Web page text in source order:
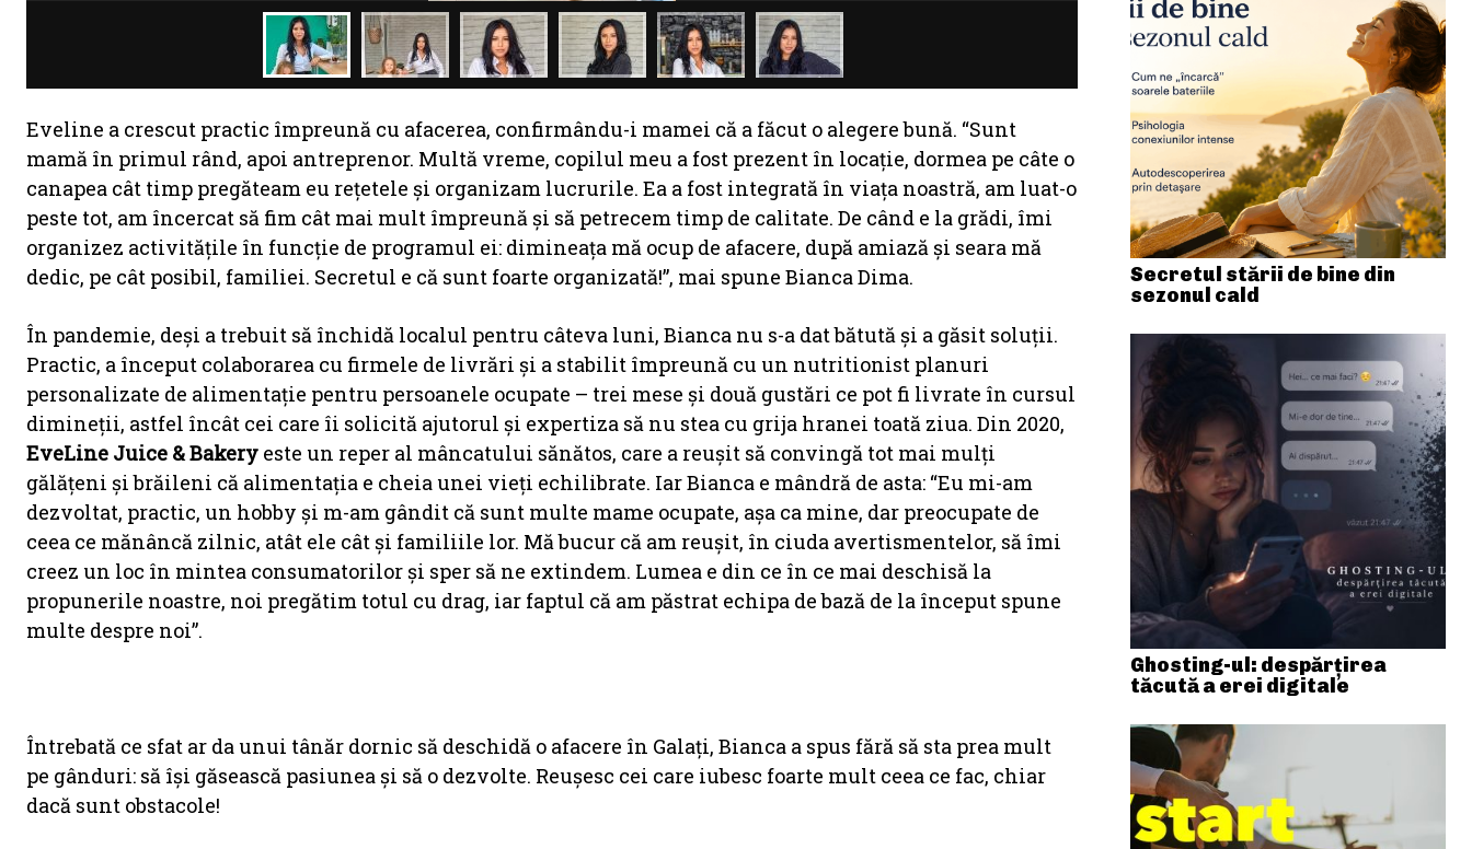
Eveline a crescut practic împreună cu afacerea, confirmându-i mamei că a făcut o alegere bună. “Sunt
mamă în primul rând, apoi antreprenor. Multă vreme, copilul meu a fost prezent în locație, dormea pe câte o
canapea cât timp pregăteam eu rețetele și organizam lucrurile. Ea a fost integrată în viața noastră, am luat-o
peste tot, am încercat să fim cât mai mult împreună și să petrecem timp de calitate. De când e la grădi, îmi
organizez activitățile în funcție de programul ei: dimineața mă ocup de afacere, după amiază și seara mă
dedic, pe cât posibil, familiei. Secretul e că sunt foarte organizată!”, mai spune Bianca Dima.
În pandemie, deși a trebuit să închidă localul pentru câteva luni, Bianca nu s-a dat bătută și a găsit soluții.
Practic, a început colaborarea cu firmele de livrări și a stabilit împreună cu un nutritionist planuri
personalizate de alimentație pentru persoanele ocupate – trei mese și două gustări ce pot fi livrate în cursul
dimineții, astfel încât cei care îi solicită ajutorul și expertiza să nu stea cu grija hranei toată ziua. Din 2020,
EveLine Juice & Bakery este un reper al mâncatului sănătos, care a reușit să convingă tot mai mulți
gălățeni și brăileni că alimentația e cheia unei vieți echilibrate. Iar Bianca e mândră de asta: “Eu mi-am
dezvoltat, practic, un hobby și m-am gândit că sunt multe mame ocupate, așa ca mine, dar preocupate de
ceea ce mănâncă zilnic, atât ele cât și familiile lor. Mă bucur că am reușit, în ciuda avertismentelor, să îmi
creez un loc în mintea consumatorilor și sper să ne extindem. Lumea e din ce în ce mai deschisă la
propunerile noastre, noi pregătim totul cu drag, iar faptul că am păstrat echipa de bază de la început spune
multe despre noi”.
Întrebată ce sfat ar da unui tânăr dornic să deschidă o afacere în Galați, Bianca a spus fără să sta prea mult
pe gânduri: să își găsească pasiunea și să o dezvolte. Reușesc cei care iubesc foarte mult ceea ce fac, chiar
dacă sunt obstacole!
Secretul stării de bine din
sezonul cald
Ghosting-ul: despărțirea
tăcută a erei digitale